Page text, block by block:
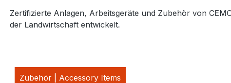
Zertifizierte Anlagen, Arbeitsgeräte und Zubehör von
der Landwirtschaft entwickelt.
Zubehör | Accessory Items